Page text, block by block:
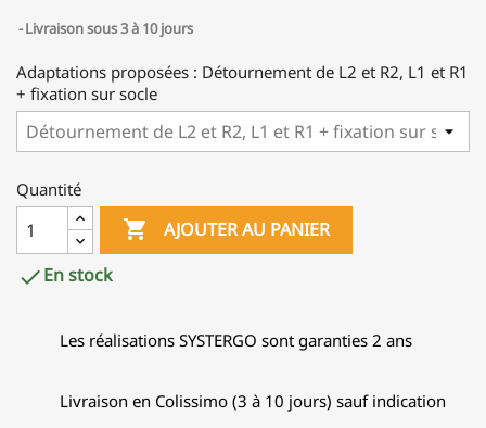
Livraison sous 3 à 10 jours
Adaptations proposées : Détournement de L2 et R2, L1 et R1
+ fixation sur socle
Quantité
 AJOUTER AU PANIER
En stock
Les réalisations SYSTERGO sont garanties 2 ans
Livraison en Colissimo (3 à 10 jours) sauf indication